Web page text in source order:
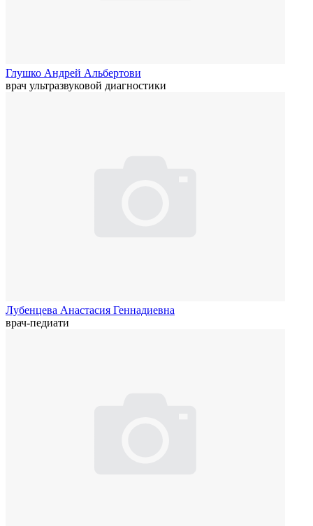
Глушко Андрей Альбертови
врач ультразвуковой диагностики
Лубенцева Анастасия Геннадиевна
врач-педиати